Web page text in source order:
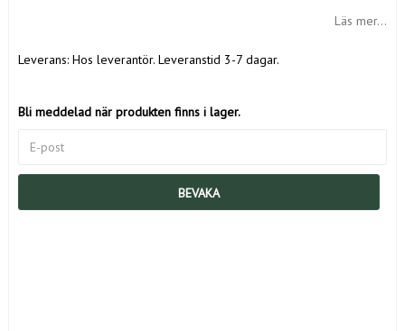
Läs mer...
Leverans: Hos leverantör. Leveranstid 3-7 dagar.
Bli meddelad när produkten finns i lager.
BEVAKA